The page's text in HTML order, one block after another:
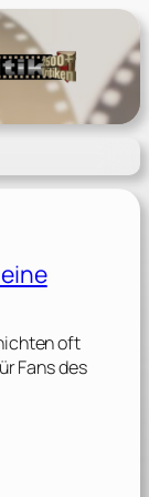
oft
Fans des